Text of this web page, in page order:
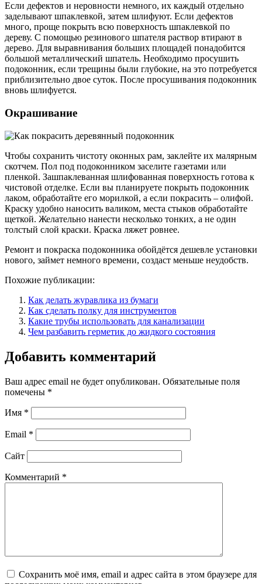
Если дефектов и неровности немного, их каждый отдельно
заделывают шпаклевкой, затем шлифуют. Если дефектов
много, проще покрыть всю поверхность шпаклевкой по
дереву. С помощью резинового шпателя раствор втирают в
дерево. Для выравнивания больших площадей понадобится
большой металлический шпатель. Необходимо просушить
подоконник, если трещины были глубокие, на это потребуется
приблизительно двое суток. После просушивания подоконник
вновь шлифуется.
Окрашивание
Чтобы сохранить чистоту оконных рам, заклейте их малярным
скотчем. Пол под подоконником заселите газетами или
пленкой. Зашпаклеванная шлифованная поверхность готова к
чистовой отделке. Если вы планируете покрыть подоконник
лаком, обработайте его морилкой, а если покрасить – олифой.
Краску удобно наносить валиком, места стыков обработайте
щеткой. Желательно нанести несколько тонких, а не один
толстый слой краски. Краска ляжет ровнее.
Ремонт и покраска подоконника обойдётся дешевле установки
нового, займет немного времени, создаст меньше неудобств.
Похожие публикации:
Как делать журавлика из бумаги
Как сделать полку для инструментов
Какие трубы использовать для канализации
Чем разбавить герметик до жидкого состояния
Добавить комментарий
Ваш адрес email не будет опубликован. Обязательные поля
помечены *
Имя *
Email *
Сайт
Комментарий *
Сохранить моё имя, email и адрес сайта в этом браузере для